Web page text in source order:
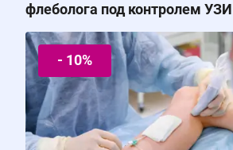
флеболога под контролем
- 10%